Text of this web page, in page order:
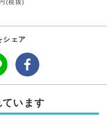
円(税抜)
シェア
います